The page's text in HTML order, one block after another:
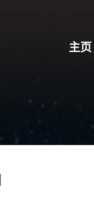
主页